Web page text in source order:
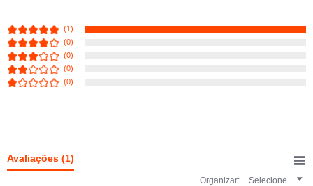
(1)
(0)
(0)
(0)
(0)
Avaliações (1)
Organizar: Selecione